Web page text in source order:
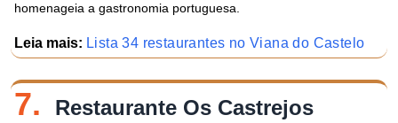
homenageia a gastronomia portuguesa.
Leia mais: Lista 34 restaurantes no Viana do Castelo
7. Restaurante Os Castrejos